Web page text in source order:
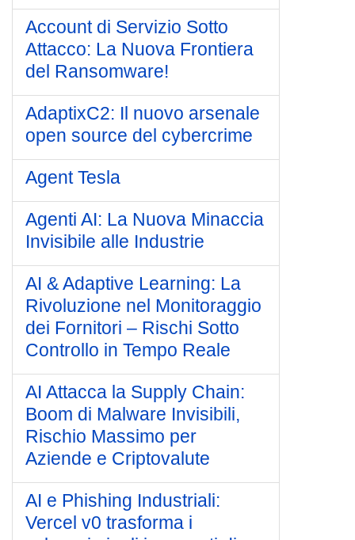
Account di Servizio Sotto
Attacco: La Nuova Frontiera
del Ransomware!
AdaptixC2: Il nuovo arsenale
open source del cybercrime
Agent Tesla
Agenti AI: La Nuova Minaccia
Invisibile alle Industrie
AI & Adaptive Learning: La
Rivoluzione nel Monitoraggio
dei Fornitori – Rischi Sotto
Controllo in Tempo Reale
AI Attacca la Supply Chain:
Boom di Malware Invisibili,
Rischio Massimo per
Aziende e Criptovalute
AI e Phishing Industriali:
Vercel v0 trasforma i